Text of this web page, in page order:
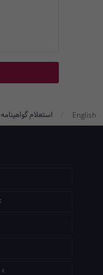
English استعلام گواهینامه